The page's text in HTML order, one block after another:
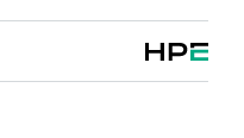
시간 관리에 소요되
OneView의 자동화
지드 인프라의 모범 사
사용하고 간편한 5단